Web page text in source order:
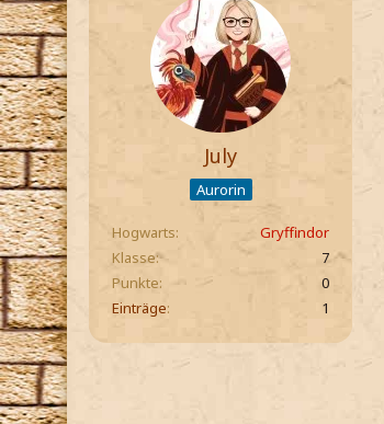
July
Aurorin
Hogwarts
Gryffindor
Klasse
7
Punkte
0
Einträge
1